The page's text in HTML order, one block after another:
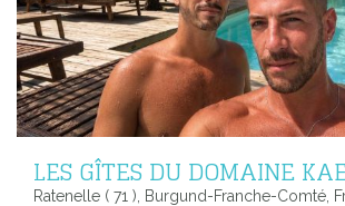
LES GÎTES DU DOMAINE
Ratenelle ( 71 ), Burgund-Franche-Comté,